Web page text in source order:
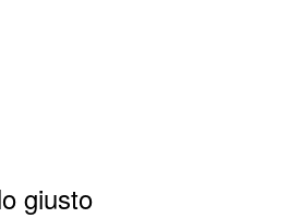
giusto